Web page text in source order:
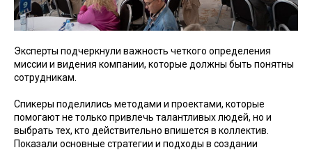
Эксперты подчеркнули важность четкого определения
миссии и видения компании, которые должны быть понятны
сотрудникам.
Спикеры поделились методами и проектами, которые
помогают не только привлечь талантливых людей, но и
выбрать тех, кто действительно впишется в коллектив.
Показали основные стратегии и подходы в создании